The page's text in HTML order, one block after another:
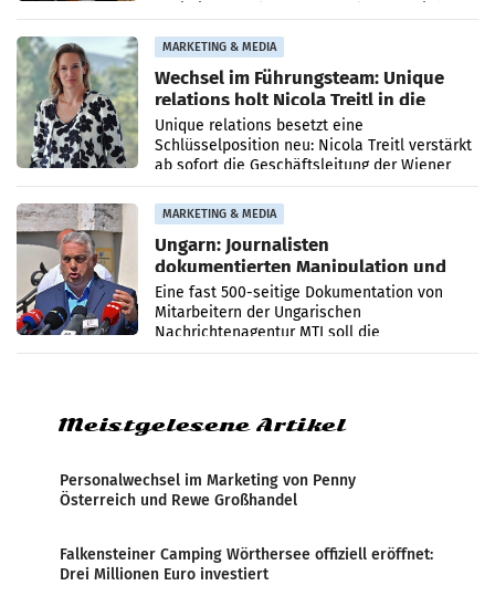
MARKETING & MEDIA
Wechsel im Führungsteam: Unique
relations holt Nicola Treitl in die
Geschäftsleitung
Unique relations besetzt eine
Schlüsselposition neu: Nicola Treitl verstärkt
ab sofort die Geschäftsleitung der Wiener
PR-Agentur an der Seite von Josef Kalina und
Anna Kalina-Mahr.
MARKETING & MEDIA
Ungarn: Journalisten
dokumentierten Manipulation und
Zensur
Eine fast 500-seitige Dokumentation von
Mitarbeitern der Ungarischen
Nachrichtenagentur MTI soll die
systematische Nachrichten-Manipulation und
Meistgelesene Artikel
Personalwechsel im Marketing von Penny
Österreich und Rewe Großhandel
Falkensteiner Camping Wörthersee offiziell eröffnet:
Drei Millionen Euro investiert